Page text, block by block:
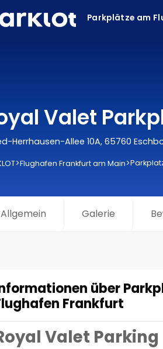
Parkplätze am
Valet
Herrhausen-Allee 10A, 65760
>Flughafen Frankfurt am Main>
Allgemein Galerie
über
Frankfurt
Valet Parking